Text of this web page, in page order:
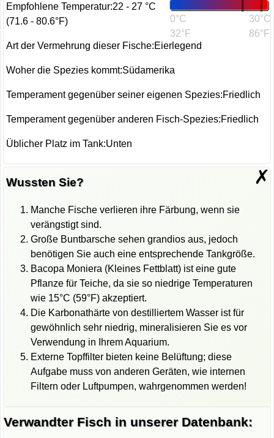
0°C
32°F
30°C
86°F
Empfohlene Temperatur:22 - 27 °C
(71.6 - 80.6°F)
Art der Vermehrung dieser Fische:Eierlegend
Woher die Spezies kommt:Südamerika
Temperament gegenüber seiner eigenen Spezies:Friedlich
Temperament gegenüber anderen Fisch-Spezies:Friedlich
Üblicher Platz im Tank:Unten
✗
Wussten Sie?
Manche Fische verlieren ihre Färbung, wenn sie
verängstigt sind.
Große Buntbarsche sehen grandios aus, jedoch
benötigen Sie auch eine entsprechende Tankgröße.
Bacopa Moniera (Kleines Fettblatt) ist eine gute
Pflanze für Teiche, da sie so niedrige Temperaturen
wie 15°C (59°F) akzeptiert.
Die Karbonathärte von destilliertem Wasser ist für
gewöhnlich sehr niedrig, mineralisieren Sie es vor
Verwendung in Ihrem Aquarium.
Externe Topffilter bieten keine Belüftung; diese
Aufgabe muss von anderen Geräten, wie internen
Filtern oder Luftpumpen, wahrgenommen werden!
Verwandter Fisch in unserer Datenbank: